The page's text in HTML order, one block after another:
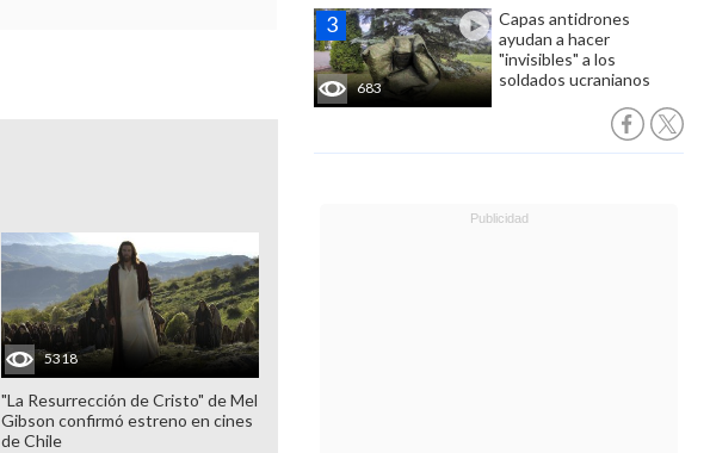
683
Capas antidrones
ayudan a hacer
"invisibles" a los
soldados ucranianos
5318
"La Resurrección de Cristo" de Mel
Gibson confirmó estreno en cines
de Chile